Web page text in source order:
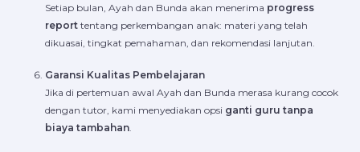
Setiap bulan, Ayah dan Bunda akan menerima progress
report tentang perkembangan anak: materi yang telah
dikuasai, tingkat pemahaman, dan rekomendasi lanjutan.
Garansi Kualitas Pembelajaran
Jika di pertemuan awal Ayah dan Bunda merasa kurang cocok
dengan tutor, kami menyediakan opsi ganti guru tanpa
biaya tambahan